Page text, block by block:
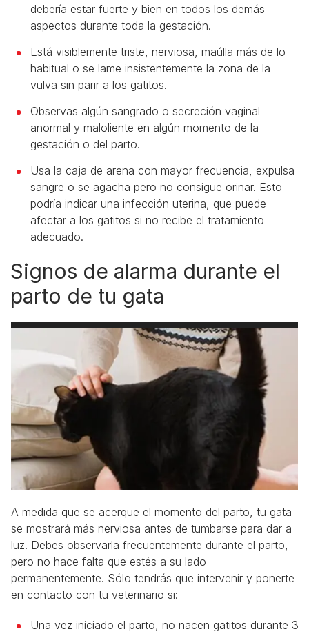
debería estar fuerte y bien en todos los demás
aspectos durante toda la gestación.
Está visiblemente triste, nerviosa, maúlla más de lo
habitual o se lame insistentemente la zona de la
vulva sin parir a los gatitos.
Observas algún sangrado o secreción vaginal
anormal y maloliente en algún momento de la
gestación o del parto.
Usa la caja de arena con mayor frecuencia, expulsa
sangre o se agacha pero no consigue orinar. Esto
podría indicar una infección uterina, que puede
afectar a los gatitos si no recibe el tratamiento
adecuado.
Signos de alarma durante el
parto de tu gata
A medida que se acerque el momento del parto, tu gata
se mostrará más nerviosa antes de tumbarse para dar a
luz. Debes observarla frecuentemente durante el parto,
pero no hace falta que estés a su lado
permanentemente. Sólo tendrás que intervenir y ponerte
en contacto con tu veterinario si:
Una vez iniciado el parto, no nacen gatitos durante 3